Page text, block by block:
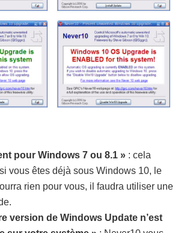
pour Windows 7 ou 8.1 » : cela
vous êtes déjà sous Windows 10, le
rien pour vous, il faudra utiliser une
version de Windows Update n’est